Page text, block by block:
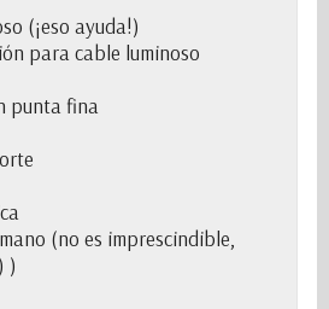
(¡eso ayuda!)
para cable luminoso
punta fina
(no es imprescindible,
)